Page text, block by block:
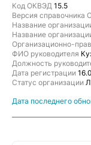
Код ОКВЭД 15.5
Версия справочника
Название
Название
Организационно-
ФИО руководителя
Должность
Дата регистрации
Статус организации
Дата последнего